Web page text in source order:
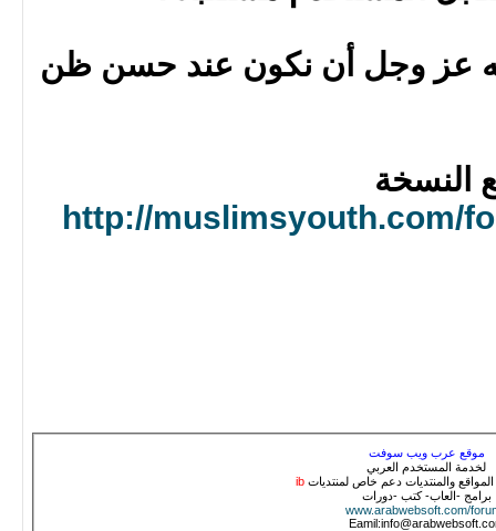
عز وجل أن نكون عند حسن ظن
النسخة
http://muslimsyouth.com/
موقع عرب ويب سوفت
لخدمة المستخدم العربي
والمنتديات دعم خاص لمنتديات ib
برامج -العاب- كتب -دورات
www.arabwebsoft.com/